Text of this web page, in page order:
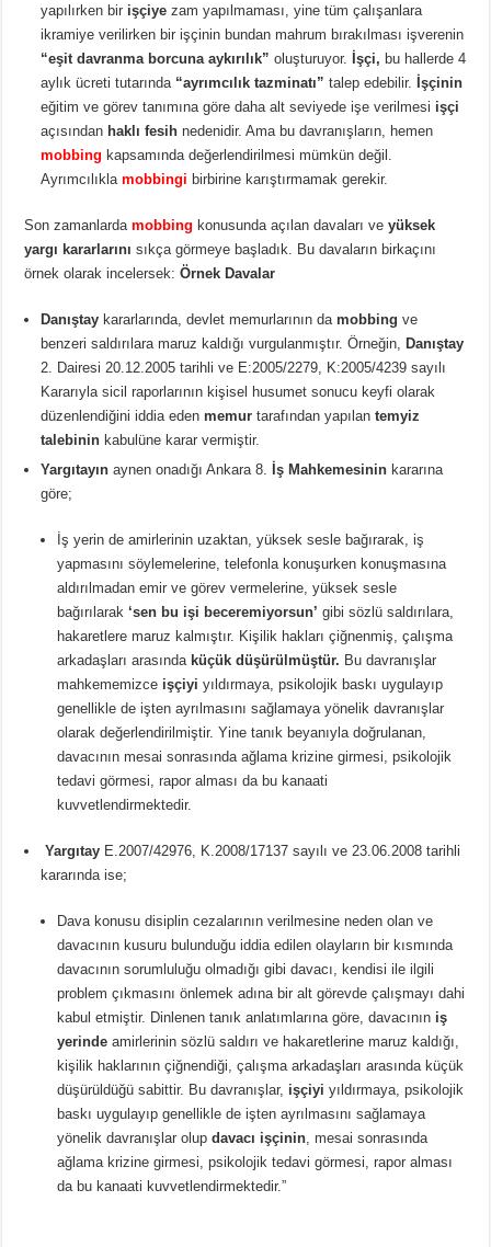
yapılırken bir işçiye zam yapılmaması, yine tüm çalışanlara
ikramiye verilirken bir işçinin bundan mahrum bırakılması işverenin
“eşit davranma borcuna aykırılık” oluşturuyor. İşçi, bu hallerde 4
aylık ücreti tutarında “ayrımcılık tazminatı” talep edebilir. İşçinin
eğitim ve görev tanımına göre daha alt seviyede işe verilmesi işçi
açısından haklı fesih nedenidir. Ama bu davranışların, hemen
mobbing kapsamında değerlendirilmesi mümkün değil.
Ayrımcılıklamobbingi birbirine karıştırmamak gerekir.
Son zamanlardamobbing konusunda açılan davaları ve yüksek
yargı kararlarını sıkça görmeye başladık. Bu davaların birkaçını
örnek olarak incelersek:Örnek Davalar
Danıştay kararlarında, devlet memurlarının damobbing ve
benzeri saldırılara maruz kaldığı vurgulanmıştır. Örneğin, Danıştay
2. Dairesi 20.12.2005 tarihli ve E:2005/2279, K:2005/4239 sayılı
Kararıyla sicil raporlarının kişisel husumet sonucu keyfi olarak
düzenlendiğini iddia edenmemur tarafından yapılantemyiz
talebinin kabulüne karar vermiştir.
Yargıtayın aynen onadığı Ankara 8. İş Mahkemesinin kararına
göre;
İş yerin de amirlerinin uzaktan, yüksek sesle bağırarak, iş
yapmasını söylemelerine, telefonla konuşurken konuşmasına
aldırılmadan emir ve görev vermelerine, yüksek sesle
bağırılarak‘sen bu işi beceremiyorsun’ gibi sözlü saldırılara,
hakaretlere maruz kalmıştır. Kişilik hakları çiğnenmiş, çalışma
arkadaşları arasında küçük düşürülmüştür. Bu davranışlar
mahkememizce işçiyi yıldırmaya, psikolojik baskı uygulayıp
genellikle de işten ayrılmasını sağlamaya yönelik davranışlar
olarak değerlendirilmiştir. Yine tanık beyanıyla doğrulanan,
davacının mesai sonrasında ağlama krizine girmesi, psikolojik
tedavi görmesi, rapor alması da bu kanaati
kuvvetlendirmektedir.
Yargıtay E.2007/42976, K.2008/17137 sayılı ve 23.06.2008 tarihli
kararında ise;
Dava konusu disiplin cezalarının verilmesine neden olan ve
davacının kusuru bulunduğu iddia edilen olayların bir kısmında
davacının sorumluluğu olmadığı gibi davacı, kendisi ile ilgili
problem çıkmasını önlemek adına bir alt görevde çalışmayı dahi
kabul etmiştir. Dinlenen tanık anlatımlarına göre, davacının iş
yerinde amirlerinin sözlü saldırı ve hakaretlerine maruz kaldığı,
kişilik haklarının çiğnendiği, çalışma arkadaşları arasında küçük
düşürüldüğü sabittir. Bu davranışlar, işçiyi yıldırmaya, psikolojik
baskı uygulayıp genellikle de işten ayrılmasını sağlamaya
yönelik davranışlar olupdavacı işçinin, mesai sonrasında
ağlama krizine girmesi, psikolojik tedavi görmesi, rapor alması
da bu kanaati kuvvetlendirmektedir.”